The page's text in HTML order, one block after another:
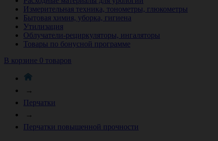
Измерительная техника, тонометры, глюкометры
Бытовая химия, уборка, гигиена
Утилизация
Облучатели-рециркуляторы, ингаляторы
Товары по бонусной программе
В корзине 0 товаров
→
Перчатки
→
Перчатки повышенной прочности